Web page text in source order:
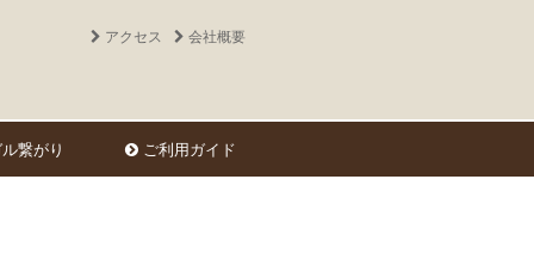
アクセス 会社概要
繋がり ご利用ガイド